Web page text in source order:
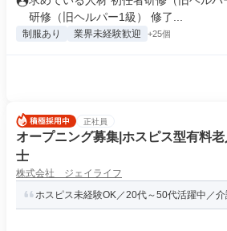
研修（旧ヘルパー1級） 修了...
制服あり 業界未経験歓迎 +25個
正社員
オープニング募集|ホスピス型有料
士
株式会社 ジェイライフ
ホスピス未経験OK／20代～50代活躍中／